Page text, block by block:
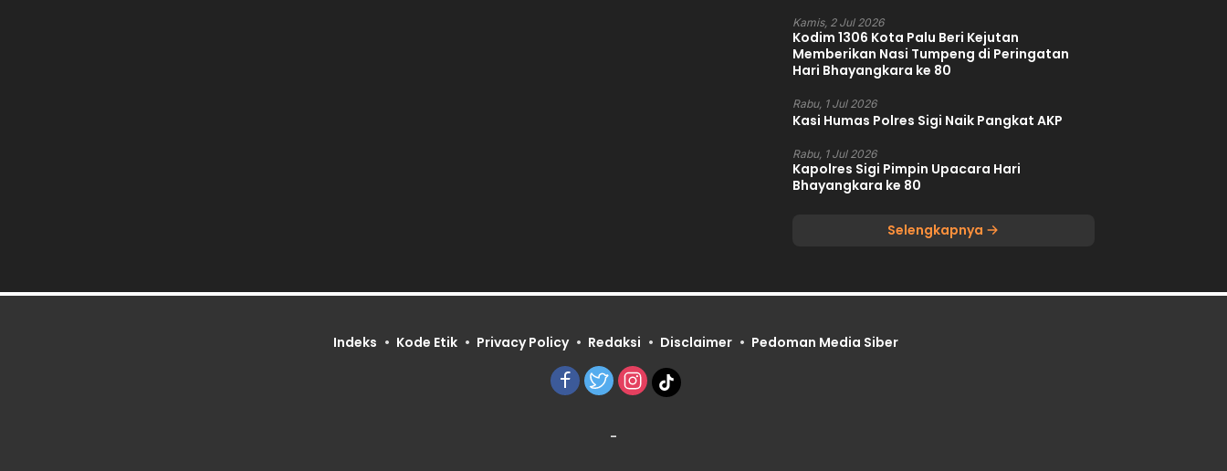
Kamis, 2 Jul 2026
Kodim 1306 Kota Palu Beri Kejutan
Memberikan Nasi Tumpeng di Peringatan
Hari Bhayangkara ke 80
Rabu, 1 Jul 2026
Kasi Humas Polres Sigi Naik Pangkat AKP
Rabu, 1 Jul 2026
Kapolres Sigi Pimpin Upacara Hari
Bhayangkara ke 80
Selengkapnya
Indeks Kode Etik Privacy Policy Redaksi Disclaimer Pedoman Media Siber
-